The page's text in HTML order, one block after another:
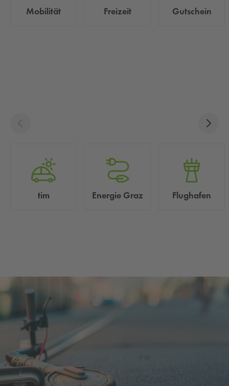
Mobilität Freizeit Gutschein
tim Energie Graz Flughafen